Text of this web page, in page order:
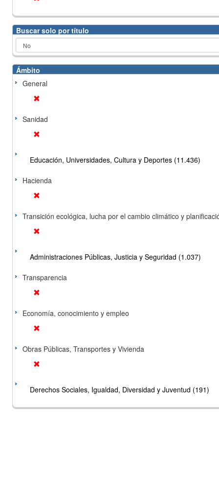
Buscar solo por título
Ámbito
General
Sanidad
Educación, Universidades, Cultura y Deportes (11.436)
Hacienda
Transición ecológica, lucha por el cambio climático y
Administraciones Públicas, Justicia y Seguridad (1.037)
Transparencia
Economía, conocimiento y empleo
Obras Públicas, Transportes y Vivienda
Derechos Sociales, Igualdad, Diversidad y Juventud (191)